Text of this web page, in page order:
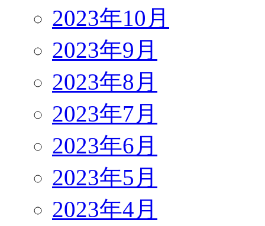
2023年10月
2023年9月
2023年8月
2023年7月
2023年6月
2023年5月
2023年4月